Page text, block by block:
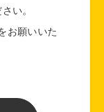
い。
お願いいた